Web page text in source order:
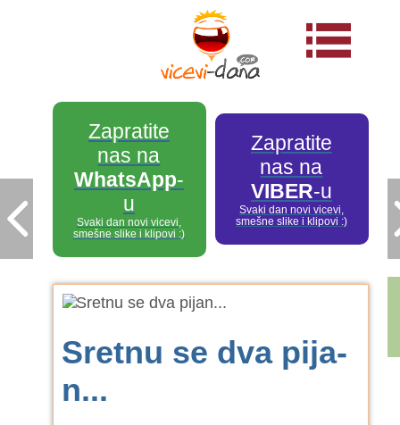
Zapratite
nas na
WhatsApp-
u
Svaki dan novi vicevi,
smešne slike i klipovi :)
Zapratite
nas na
VIBER-u
Svaki dan novi vicevi,
smešne slike i klipovi :)
Sre­t­nu se dva pi­ja­
n...